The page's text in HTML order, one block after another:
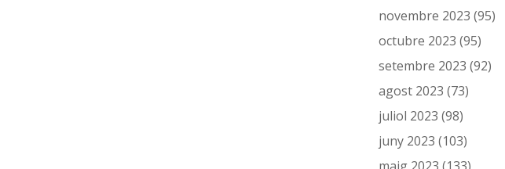
novembre 2023 (95)
octubre 2023 (95)
setembre 2023 (92)
agost 2023 (73)
juliol 2023 (98)
juny 2023 (103)